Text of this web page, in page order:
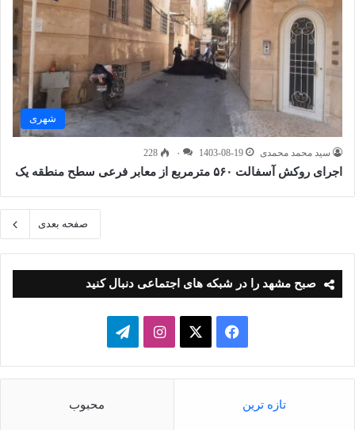
شهری
سید محمد محمدی 1403-08-19 ۰ 228
اجرای روکش آسفالت ۵۶۰ مترمربع از معابر فرعی سطح منطقه یک
صفحه بعدی
صبح مشهد را در شبکه های اجتماعی دنبال کنید
فیسبوک ایکساینستاگرامتلگرام
تازه ترین محبوب